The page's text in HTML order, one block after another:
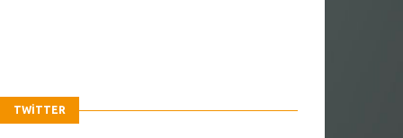
TWITTER